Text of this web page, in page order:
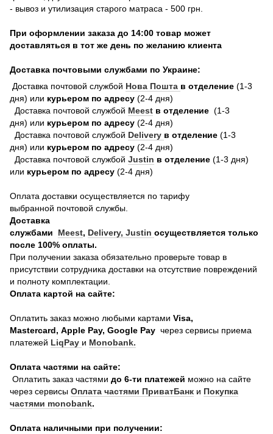
- вывоз и утилизация старого матраса - 500 грн.
При оформлении заказа до 14:00 товар может
доставляться в тот же день по желанию клиента
Доставка почтовыми службами по Украине:
Доставка почтовой службой Нова Пошта в отделение (1-3
дня) или курьером по адресу (2-4 дня)
Доставка почтовой службой Meest в отделение (1-3
дня) или курьером по адресу (2-4 дня)
Доставка почтовой службой Delivery в отделение (1-3
дня) или курьером по адресу (2-4 дня)
Доставка почтовой службой Justin в отделение (1-3 дня)
или курьером по адресу (2-4 дня)
Оплата доставки осуществляется по тарифу
выбранной почтовой службы.
Доставка
службами
Meest, Delivery, Justin осуществляется только
после 100% оплаты.
При получении заказа обязательно проверьте товар в
присутствии сотрудника доставки на отсутствие повреждений
и полноту комплектации.
Оплата картой на сайте:
Оплатить заказ можно любыми картами Visa,
Mastercard, Apple Pay, Google Pay через сервисы приема
платежей LiqPay и Monobank.
Оплата частями на сайте:
Оплатить заказ частями до 6-ти платежей можно на сайте
через сервисы Оплата частями ПриватБанк и Покупка
частями monobank.
Оплата наличными при получении: